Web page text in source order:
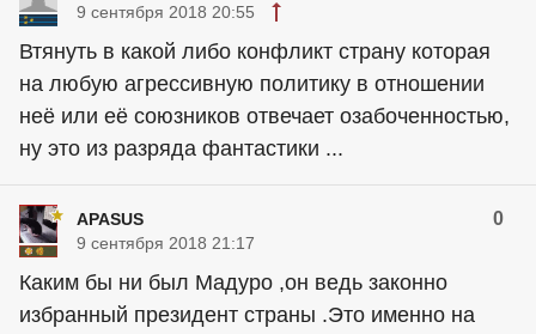
9 сентября 2018 20:55
Втянуть в какой либо конфликт страну которая
на любую агрессивную политику в отношении
неё или её союзников отвечает озабоченностью,
ну это из разряда фантастики ...
APASUS 0
9 сентября 2018 21:17
Каким бы ни был Мадуро ,он ведь законно
избранный президент страны .Это именно на